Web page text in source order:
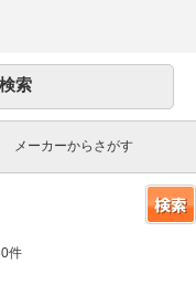
索
メーカーからさがす
件